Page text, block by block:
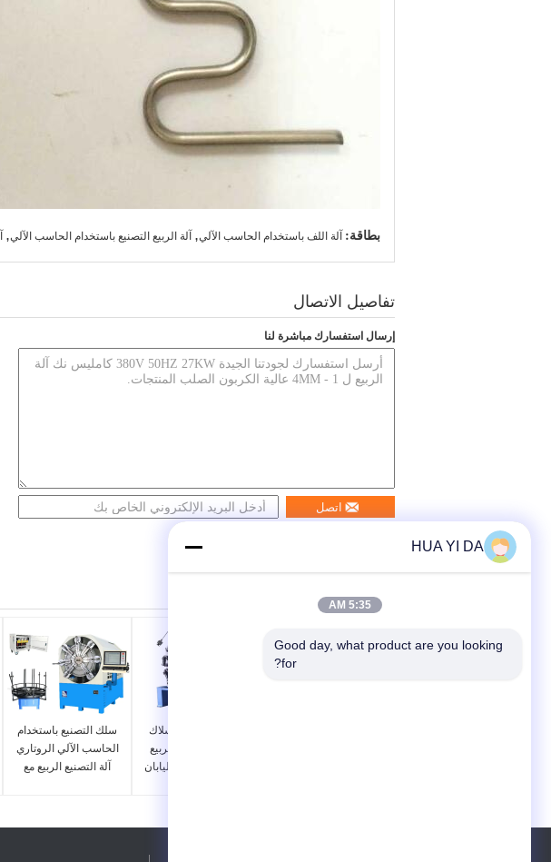
بطاقة: آلة اللف باستخدام الحاسب الآلي, آلة الربيع التصنيع باستخدام الحاسب الآلي,
تفاصيل الاتصال
إرسال استفسارك مباشرة لنا
اتصل
سلك التصنيع باستخدام
الحاسب الآلي الروتاري
آلة التصنيع الربيع مع
خمسة محاور الأسلاك
الروتاري CNC الربيع
آلة 1.0 - 4.0 ملم اليابان
HUA YI DA
5:35 AM
Good day, what product are you looking
for?